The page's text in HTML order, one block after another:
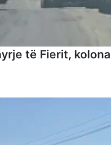
të Fierit,